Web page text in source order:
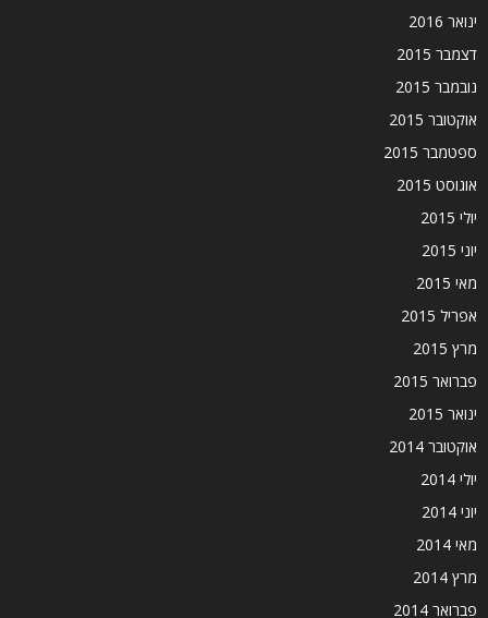
ינואר 2016
דצמבר 2015
נובמבר 2015
אוקטובר 2015
ספטמבר 2015
אוגוסט 2015
יולי 2015
יוני 2015
מאי 2015
אפריל 2015
מרץ 2015
פברואר 2015
ינואר 2015
אוקטובר 2014
יולי 2014
יוני 2014
מאי 2014
מרץ 2014
פברואר 2014